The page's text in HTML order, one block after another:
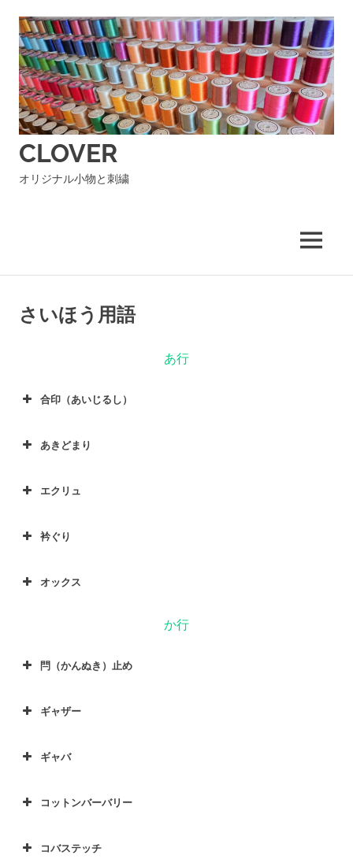
CLOVER
オリジナル小物と刺繍
MENU
さいほう用語
あ行
合印（あいじるし）
あきどまり
エクリュ
衿ぐり
オックス
か行
閂（かんぬき）止め
ギャザー
ギャバ
コットンバーバリー
コバステッチ